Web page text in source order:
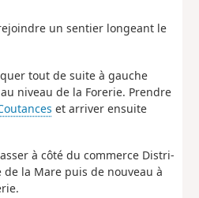
un sentier longeant le
tout de suite à gauche
niveau de la Forerie. Prendre
et arriver ensuite
à côté du commerce Distri-
la Mare puis de nouveau à